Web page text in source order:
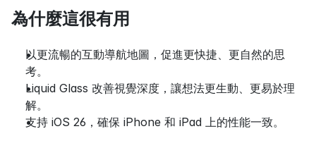
為什麼這很有用
以更流暢的互動導航地圖，促進更快捷、更自然的思
考。
Liquid Glass 改善視覺深度，讓想法更生動、更易於理
解。
支持 iOS 26，確保 iPhone 和 iPad 上的性能一致。